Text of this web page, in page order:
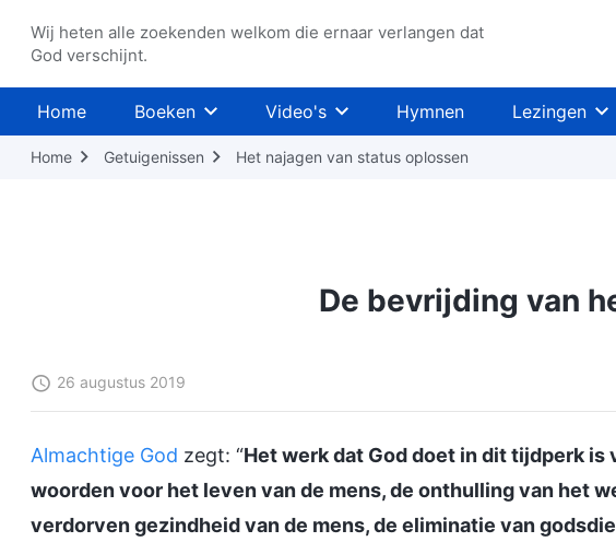
Wij heten alle zoekenden welkom die ernaar verlangen dat
God verschijnt.
Home Boeken Video's Hymnen Lezingen
Home Getuigenissen Het najagen van status oplossen
De bevrijding van
26 augustus 2019
Almachtige God zegt: “Het werk dat God doet in dit tijdperk
woorden voor het leven van de mens, de onthulling van het
verdorven gezindheid van de mens, de eliminatie van